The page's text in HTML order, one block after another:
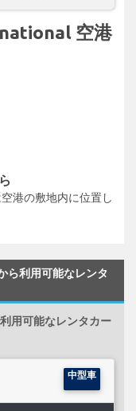
空港
港の敷地内に位置し
利用可能なレンタ
用可能なレンタカー
中型車